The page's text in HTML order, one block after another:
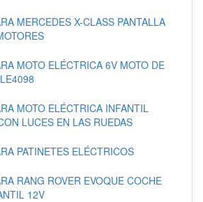
MERCEDES X-CLASS PANTALLA
MOTO ELÉCTRICA 6V MOTO DE
MOTO ELÉCTRICA INFANTIL
LUCES EN LAS RUEDAS
PATINETES ELÉCTRICOS
RANG ROVER EVOQUE COCHE
12V